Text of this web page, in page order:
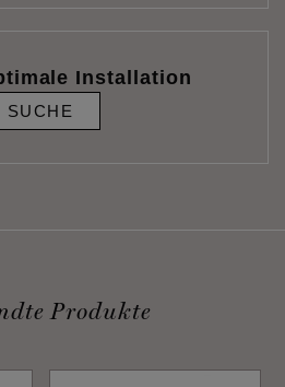
Installation
SUCHE
Produkte